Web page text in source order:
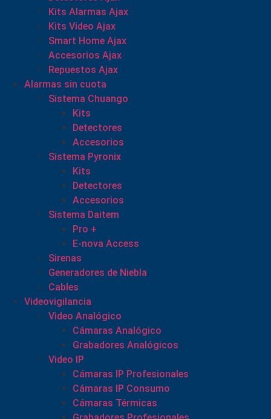
Kits Alarmas Ajax
Kits Video Ajax
Smart Home Ajax
Accesorios Ajax
Repuestos Ajax
Alarmas sin cuota
Sistema Chuango
Kits
Detectores
Accesorios
Sistema Pyronix
Kits
Detectores
Accesorios
Sistema Daitem
Pro +
E-nova Access
Sirenas
Generadores de Niebla
Cables
Videovigilancia
Video Analógico
Cámaras Analógico
Grabadores Analógicos
Video IP
Cámaras IP Profesionales
Cámaras IP Consumo
Cámaras Térmicas